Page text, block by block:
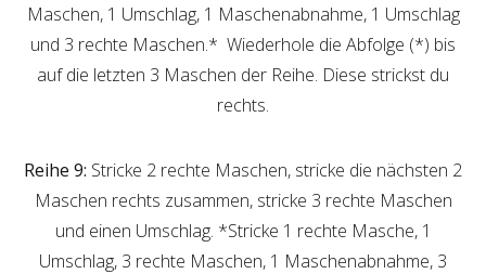
Maschen, 1 Umschlag, 1 Maschenabnahme, 1 Umschlag
und 3 rechte Maschen.* Wiederhole die Abfolge (*) bis
auf die letzten 3 Maschen der Reihe. Diese strickst du
rechts.
Reihe 9: Stricke 2 rechte Maschen, stricke die nächsten 2
Maschen rechts zusammen, stricke 3 rechte Maschen
und einen Umschlag. *Stricke 1 rechte Masche, 1
Umschlag, 3 rechte Maschen, 1 Maschenabnahme, 3